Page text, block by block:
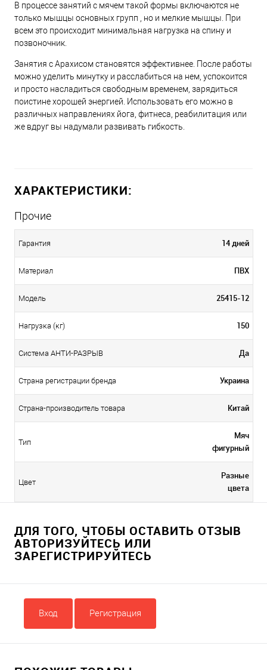
В процессе занятий с мячем такой формы включаются не
только мышцы основных групп , но и мелкие мышцы. При
всем это происходит минимальная нагрузка на спину и
позвоночник.
Занятия с Арахисом становятся эффективнее. После работы
можно уделить минутку и расслабиться на нем, успокоится
и просто насладиться свободным временем, зарядиться
поистине хорошей энергией. Использовать его можно в
различных направлениях йога, фитнеса, реабилитация или
же вдруг вы надумали развивать гибкость.
ХАРАКТЕРИСТИКИ:
Прочие
Гарантия 14 дней
Материал ПВХ
Модель 25415-12
Нагрузка (кг) 150
Система АНТИ-РАЗРЫВ Да
Страна регистрации бренда Украина
Страна-производитель товара Китай
Тип
Мяч
фигурный
Цвет
Разные
цвета
ДЛЯ ТОГО, ЧТОБЫ ОСТАВИТЬ ОТЗЫВ
АВТОРИЗУЙТЕСЬ ИЛИ
ЗАРЕГИСТРИРУЙТЕСЬ
Вход Регистрация